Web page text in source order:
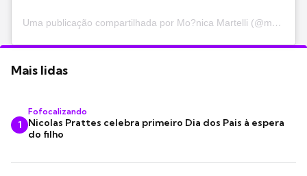
Uma publicação compartilhada por Mo?nica Martelli (@monicamartelli)
Mais lidas
1
Fofocalizando
Nicolas Prattes celebra primeiro Dia dos Pais à espera
do filho